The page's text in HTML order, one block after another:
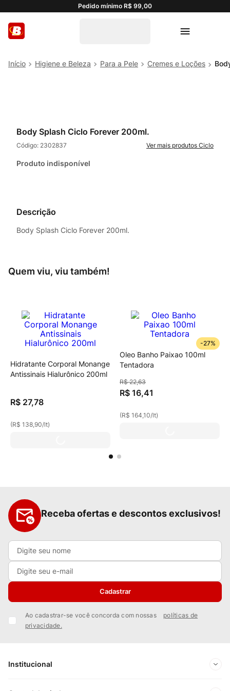
Pedido mínimo R$ 99,00
Higiene e Beleza Para a Pele Cremes e Loções
Body Splash Ciclo Forever 200ml.
Código: 2302837 Ciclo
Produto indisponível
Descrição
Body Splash Ciclo Forever 200ml.
Quem viu, viu também!
Hidratante Corporal Monange
Antissinais Hialurônico 200ml
R$ 27,78
(R$ 138,90/lt)
-27%
Oleo Banho Paixao 100ml
Tentadora
R$ 22,63
R$ 16,41
(R$ 164,10/lt)
Receba ofertas e descontos exclusivos!
Cadastrar
Ao cadastrar-se você concorda com nossas
políticas de
privacidade.
Institucional
Sobre Nós